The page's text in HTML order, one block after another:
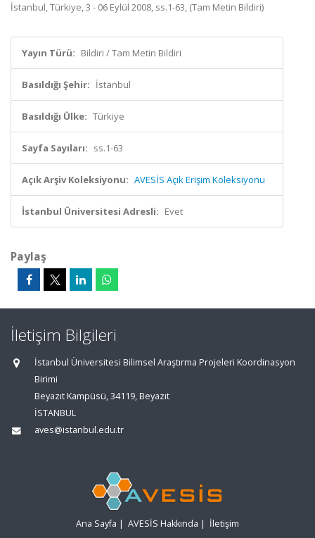
İstanbul, Türkiye, 3 - 06 Eylül 2008, ss.1-63, (Tam Metin Bildiri)
Yayın Türü: Bildiri / Tam Metin Bildiri
Basıldığı Şehir: İstanbul
Basıldığı Ülke: Türkiye
Sayfa Sayıları: ss.1-63
Açık Arşiv Koleksiyonu: AVESİS Açık Erişim Koleksiyonu
İstanbul Üniversitesi Adresli: Evet
Paylaş
İletişim Bilgileri
İstanbul Üniversitesi Bilimsel Araştırma Projeleri Koordinasyon
Birimi
Beyazıt Kampüsü, 34119, Beyazıt
İSTANBUL
aves@istanbul.edu.tr
Ana Sayfa | AVESİS Hakkında | İletişim